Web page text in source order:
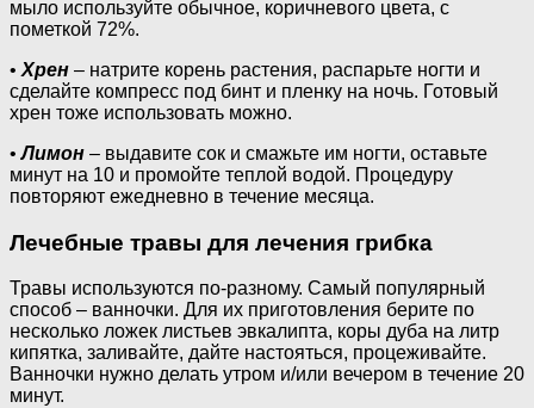
мыло используйте обычное, коричневого цвета, с
пометкой 72%.
• Хрен – натрите корень растения, распарьте ногти и
сделайте компресс под бинт и пленку на ночь. Готовый
хрен тоже использовать можно.
•Лимон – выдавите сок и смажьте им ногти, оставьте
минут на 10 и промойте теплой водой. Процедуру
повторяют ежедневно в течение месяца.
Лечебные травы для лечения грибка
Травы используются по-разному. Самый популярный
способ – ванночки. Для их приготовления берите по
несколько ложек листьев эвкалипта, коры дуба на литр
кипятка, заливайте, дайте настояться, процеживайте.
Ванночки нужно делать утром и/или вечером в течение 20
минут.